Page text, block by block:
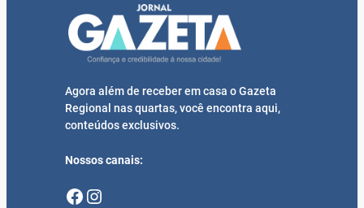
Agora além de receber em casa o Gazeta
Regional nas quartas, você encontra aqui,
conteúdos exclusivos.
Nossos canais:
Facebook Instagram